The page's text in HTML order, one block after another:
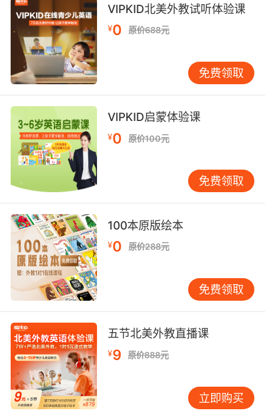
久了，就会乏味。所以不仅孩子学习需要耐心，
对于家长来说也要有很大的毅力给予孩子陪伴和
引导。重复学习单词和语句虽然枯燥，但是这样
能够加深对于单子和句子的理解。还可以让我们
更深的理解英语句子的意思。
兴趣是我们在做任何一件事情最基础的东西，如
果没有兴趣，我们也不会坚持的太久。我们在让
孩子学习英语的时候，可以寻找一些有趣的学习
方式来引导孩子，给孩子营造一个轻松欢快的学
习环境，让孩子对于英语的学习更加的感兴趣。
以上就是有关三岁宝宝英语怎么学的相关介绍，
相信大家在看完上文之后对于三岁宝宝英语怎么
学有了一定的了解。当然了小孩子还是需要各位
家长多多的关心，切不可一味地逼迫小孩子学
习。对于学习英语，还需要长时间来进行。不要
因为我们的认知局限性而限制了自己孩子的学习
和发展。孩子的身上有着无限的可行性。希望以
上文章内容能够对大家有所帮助！
VIPKID北美外教试听体验课
¥0 原价688元
免费领取
VIPKID启蒙体验课
¥0 原价100元
免费领取
100本原版绘本
¥0 原价288元
免费领取
五节北美外教直播课
¥9 原价888元
立即购买